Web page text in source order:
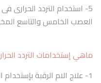
5- استخدام التردد الحرارى
العصب الخامس والتاسع
ماهي إستخدامات التردد
1- علاج الام الرقبة بإستخدام التردد الحراري .